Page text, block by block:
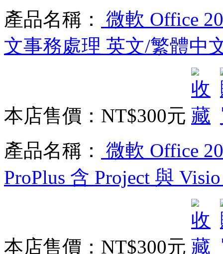
產品名稱：
微軟 Office
文事務處理 英文/繁體中
本店售價： NT$300元
產品名稱：
微軟 Office
ProPlus 含 Project 與
本店售價： NT$300元